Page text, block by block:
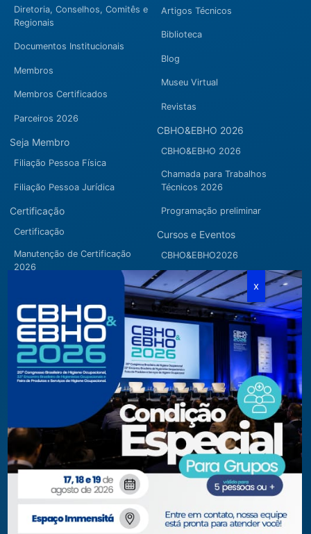
Diretoria, Conselhos, Comitês e
Regionais
Documentos Institucionais
Membros
Membros Certificados
Parceiros 2026
Seja Membro
Filiação Pessoa Física
Filiação Pessoa Jurídica
Certificação
Certificação
Manutenção de Certificação
2026
Artigos Técnicos
Biblioteca
Blog
Museu Virtual
Revistas
CBHO&EBHO 2026
CBHO&EBHO 2026
Chamada para Trabalhos
Técnicos 2026
Programação preliminar
Cursos e Eventos
CBHO&EBHO2026
Cursos Modulares
Eventos Apoiados
Eventos Regionais
Loja
Fone/Fax:
+ 55 11 3081.5909 / 3081.1709
secretaria@abho.org.br
Rua Cardoso de Almeida, 167 CJ 121